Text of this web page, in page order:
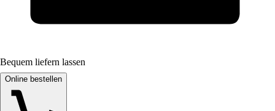
Bequem liefern lassen
Online bestellen